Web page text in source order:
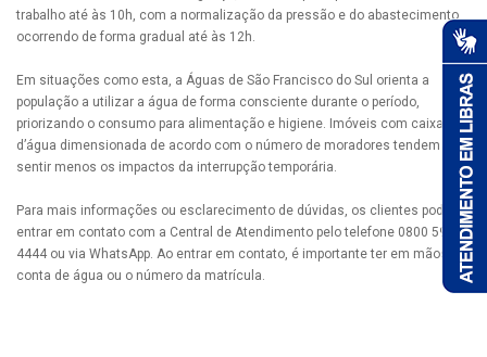
trabalho até às 10h, com a normalização da pressão e do abastecimento
ocorrendo de forma gradual até às 12h.
Em situações como esta, a Águas de São Francisco do Sul orienta a
população a utilizar a água de forma consciente durante o período,
priorizando o consumo para alimentação e higiene. Imóveis com caixa-
d’água dimensionada de acordo com o número de moradores tendem a
sentir menos os impactos da interrupção temporária.
Para mais informações ou esclarecimento de dúvidas, os clientes podem
entrar em contato com a Central de Atendimento pelo telefone 0800 595
4444 ou via WhatsApp. Ao entrar em contato, é importante ter em mãos a
conta de água ou o número da matrícula.